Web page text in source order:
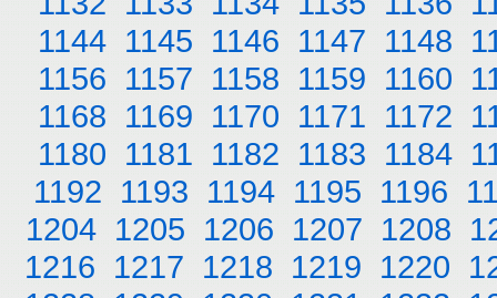
1144 1145 1146 1147 1148
1156 1157 1158 1159 1160
1168 1169 1170 1171 1172
1180 1181 1182 1183 1184
1192 1193 1194 1195 1196
1204 1205 1206 1207 1208
1216 1217 1218 1219 1220